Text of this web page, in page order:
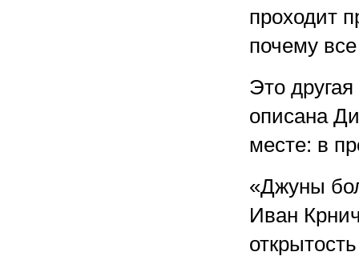
проходит
почему все
Это
описана
месте: в
«Джуны
Иван